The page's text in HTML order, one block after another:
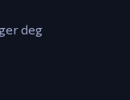
deg